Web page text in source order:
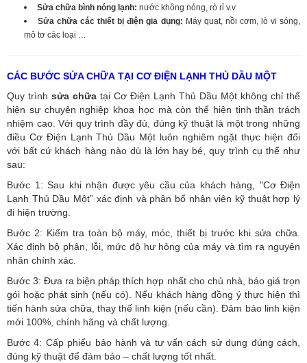
Sửa chữa bình nóng lạnh: nước không nóng, rò rỉ v.v
Sửa chữa các thiết bị điện gia dụng: Máy quạt, nồi cơm, lò vi sóng,
mô tơ các loại …
CÁC BƯỚC SỬA CHỮA TẠI CƠ ĐIỆN LẠNH THỦ DẦU MỘT
Quy trình sửa chữa tại Cơ Điện Lạnh Thủ Dầu Một không chỉ thể
hiện sự chuyên nghiệp khoa học mà còn thể hiện tinh thần trách
nhiệm cao. Với quy trình đầy đủ, đúng kỹ thuật là một trong những
điều Cơ Điện Lạnh Thủ Dầu Một luôn nghiêm ngặt thực hiện đối
với bất cứ khách hàng nào dù là lớn hay bé, quy trình cụ thể như
sau:
Bước 1: Sau khi nhận được yêu cầu của khách hàng, "Cơ Điện
Lạnh Thủ Dầu Một” xác định và phân bổ nhân viên kỹ thuật hợp lý
đi hiện trường.
Bước 2: Kiểm tra toàn bộ máy, móc, thiết bị trước khi sửa chữa.
Xác định bộ phận, lỗi, mức độ hư hỏng của máy và tìm ra nguyên
nhân chính xác.
Bước 3: Đưa ra biện pháp thích hợp nhất cho chủ nhà, báo giá trọn
gói hoặc phát sinh (nếu có). Nếu khách hàng đồng ý thực hiện thì
tiến hành sửa chữa, thay thế linh kiện (nếu cần). Đảm bảo linh kiện
mới 100%, chính hãng và chất lượng.
Bước 4: Cấp phiếu bảo hành và tư vấn cách sử dụng đúng cách,
đúng kỹ thuật để đảm bảo – chất lượng tốt nhất.